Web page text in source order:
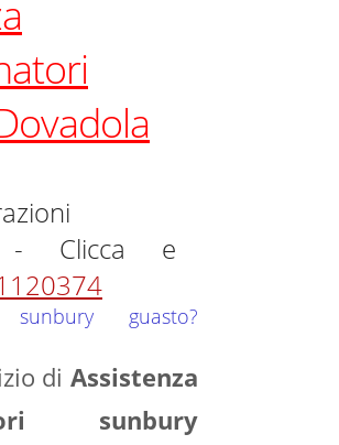
- Clicca e
sunbury guasto?
di Assistenza
sunbury